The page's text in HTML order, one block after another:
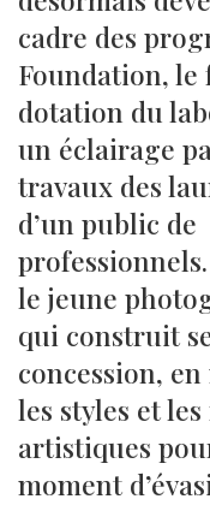
cadre des
Foundation, le
dotation du
un éclairage
travaux des
d’un public de
le jeune
qui construit
concession,
les styles et
artistiques
moment